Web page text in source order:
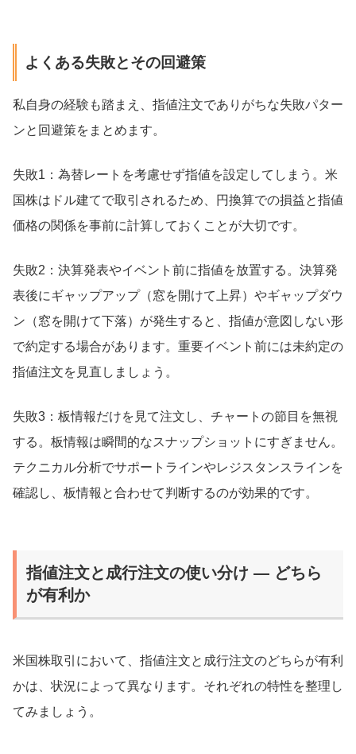
よくある失敗とその回避策
私自身の経験も踏まえ、指値注文でありがちな失敗パター
ンと回避策をまとめます。
失敗1：為替レートを考慮せず指値を設定してしまう。米
国株はドル建てで取引されるため、円換算での損益と指値
価格の関係を事前に計算しておくことが大切です。
失敗2：決算発表やイベント前に指値を放置する。決算発
表後にギャップアップ（窓を開けて上昇）やギャップダウ
ン（窓を開けて下落）が発生すると、指値が意図しない形
で約定する場合があります。重要イベント前には未約定の
指値注文を見直しましょう。
失敗3：板情報だけを見て注文し、チャートの節目を無視
する。板情報は瞬間的なスナップショットにすぎません。
テクニカル分析でサポートラインやレジスタンスラインを
確認し、板情報と合わせて判断するのが効果的です。
指値注文と成行注文の使い分け ― どちら
が有利か
米国株取引において、指値注文と成行注文のどちらが有利
かは、状況によって異なります。それぞれの特性を整理し
てみましょう。